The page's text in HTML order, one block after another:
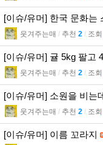
[이슈/유머] 한국 문화는
웃겨주는매 l 추천 2 l 조회
[이슈/유머] 귤 5kg 팔고
웃겨주는매 l 추천 2 l 조회
[이슈/유머] 소원을 비는
웃겨주는매 l 추천 2 l 조회
[이슈/유머] 이름 꼬라지